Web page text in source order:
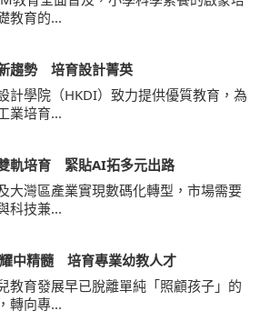
教育的...
趨勢 培育設計菁英
計學院（HKDI）致力提供優質教育，為
業培育...
軌培育 緊貼AI拓多元出路
大灣區產業實現數碼化轉型，市場需要
科技兼...
中精髓 培育專業幼教人才
教育發展早已脫離單純「照顧孩子」的
轉向專...